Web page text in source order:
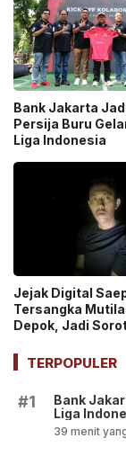
Bank Jakarta
Persija Buru
Liga Indonesia
Jejak Digital
Tersangka
Depok, Jadi
TERPOPULER
#1
Bank
Liga
39 menit